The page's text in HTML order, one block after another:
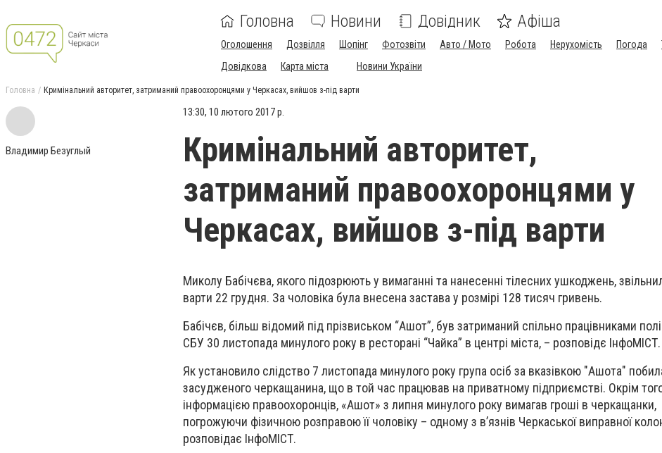
Головна Новини Довідник Афіша
Оголошення Дозвілля Шопінг Фотозвіти Авто / Мото Робота Нерухомість Погода
Довідкова
Карта міста Новини України
Головна Кримінальний авторитет, затриманий правоохоронцями у Черкасах, вийшов з-під варти
Владимир Безуглый
13:30, 10 лютого 2017 р.
Кримінальний авторитет,
затриманий правоохоронцями у
Черкасах, вийшов з-під варти
Миколу Бабічєва, якого підозрюють у вимаганні та нанесенні тілесних ушкоджень,
варти 22 грудня. За чоловіка була внесена застава у розмірі 128 тисяч гривень.
Бабічєв, більш відомий під прізвиськом “Ашот”, був затриманий спільно працівниками
СБУ 30 листопада минулого року в ресторані “Чайка” в центрі міста, – розповідє ІнфоМІСТ.
Як установило слідство 7 листопада минулого року група осіб за вказівкою "Ашота"
засудженого черкащанина, що в той час працював на приватному підприємстві. Окрім
інформацією правоохоронців, «Ашот» з липня минулого року вимагав гроші в черкащанки,
погрожуючи фізичною розправою її чоловіку – одному з в’язнів Черкаської виправної
розповідає ІнфоМІСТ.